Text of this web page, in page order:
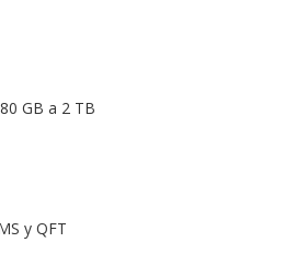
GB a 2 TB
y QFT